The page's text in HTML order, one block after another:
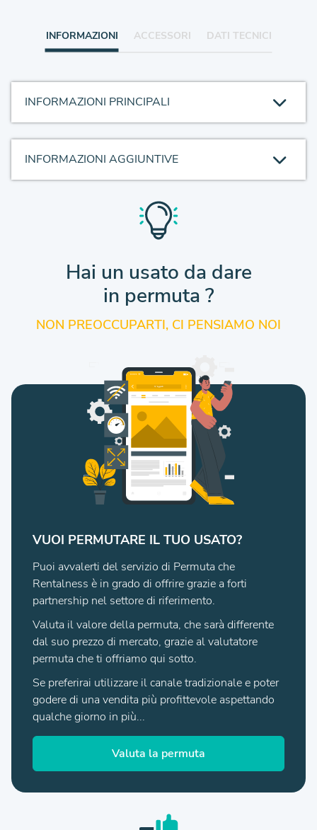
INFORMAZIONI ACCESSORI DATI TECNICI
INFORMAZIONI PRINCIPALI
INFORMAZIONI AGGIUNTIVE
Hai un usato da dare
in permuta ?
NON PREOCCUPARTI, CI PENSIAMO NOI
VUOI PERMUTARE IL TUO USATO?
Puoi avvalerti del servizio di Permuta che
Rentalness è in grado di offrire grazie a forti
partnership nel settore di riferimento.
Valuta il valore della permuta, che sarà differente
dal suo prezzo di mercato, grazie al valutatore
permuta che ti offriamo qui sotto.
Se preferirai utilizzare il canale tradizionale e poter
godere di una vendita più profittevole aspettando
qualche giorno in più...
Valuta la permuta